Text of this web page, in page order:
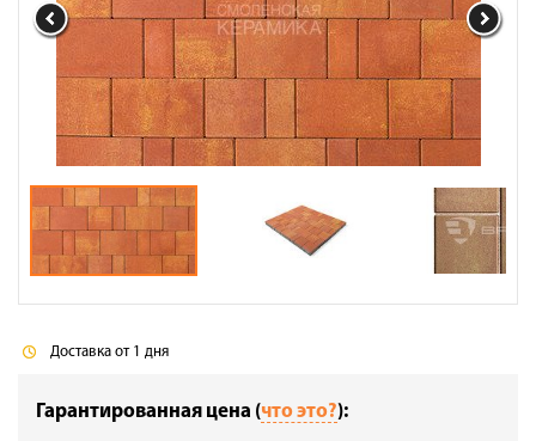
Контакты
Доставка от 1 дня
Гарантированная цена (что это?):